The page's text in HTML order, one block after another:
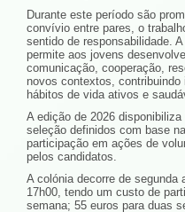
Durante este período são
convívio entre pares, o
sentido de responsabilidade.
permite aos jovens
comunicação, cooperação,
novos contextos,
hábitos de vida ativos e
A edição de 2026
seleção definidos com base
participação em ações de
pelos candidatos.
A colónia decorre de segunda
17h00, tendo um custo de
semana; 55 euros para duas